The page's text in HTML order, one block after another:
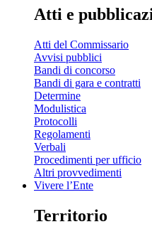
Atti e
Atti del Commissario
Avvisi pubblici
Bandi di concorso
Bandi di gara e contratti
Determine
Modulistica
Protocolli
Regolamenti
Verbali
Procedimenti per ufficio
Altri provvedimenti
Vivere l’Ente
Territorio